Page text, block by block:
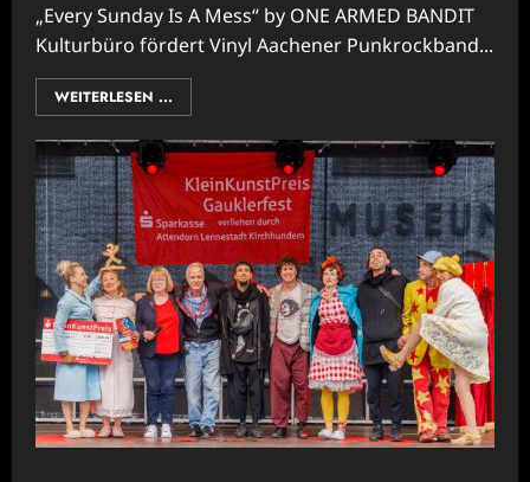
„Every Sunday Is A Mess“ by ONE ARMED BANDIT
Kulturbüro fördert Vinyl Aachener Punkrockband...
WEITERLESEN ...